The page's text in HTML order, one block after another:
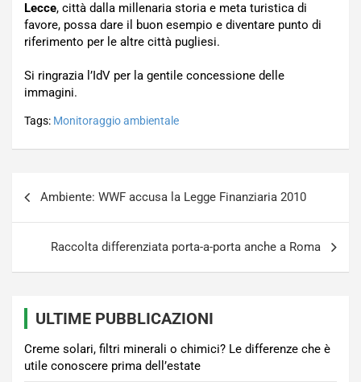
Lecce, città dalla millenaria storia e meta turistica di
favore, possa dare il buon esempio e diventare punto di
riferimento per le altre città pugliesi.
Si ringrazia l’IdV per la gentile concessione delle
immagini.
Tags: Monitoraggio ambientale
Ambiente: WWF accusa la Legge Finanziaria 2010
Raccolta differenziata porta-a-porta anche a Roma
ULTIME PUBBLICAZIONI
Creme solari, filtri minerali o chimici? Le differenze che è
utile conoscere prima dell’estate